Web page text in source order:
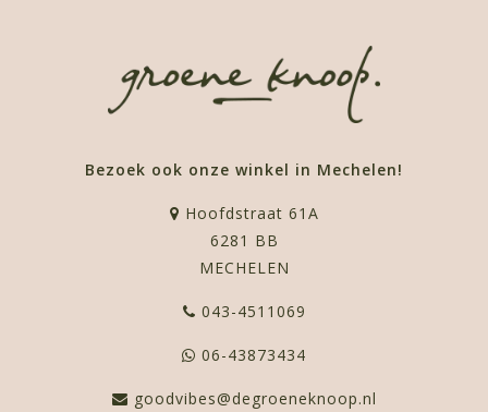
Bezoek ook onze winkel in Mechelen!
Hoofdstraat 61A
6281 BB
MECHELEN
043-4511069
06-43873434
goodvibes@degroeneknoop.nl